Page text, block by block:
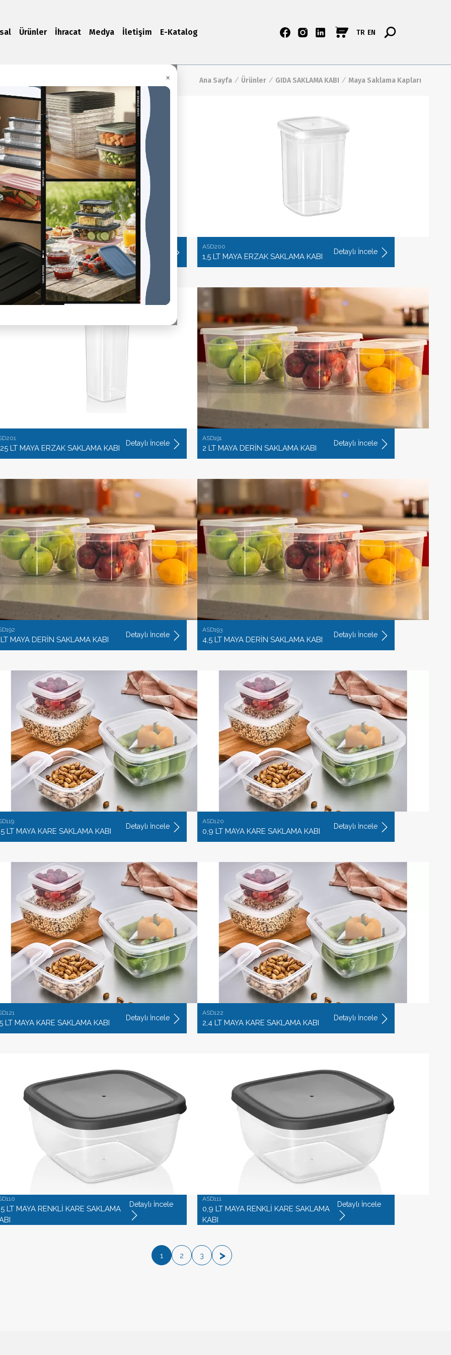
×
Ürünler İhracat Medya İletişim E-Katalog TR EN
Ana Sayfa / Ürünler / GIDA SAKLAMA KABI / Maya Saklama Kapları
LT MAYA ERZAK SAKLAMA KABI
Detaylı İncele
ASD200
1,5 LT MAYA ERZAK SAKLAMA KABI
Detaylı İncele
LT MAYA ERZAK SAKLAMA KABI
Detaylı İncele
ASD191
2 LT MAYA DERİN SAKLAMA KABI
Detaylı İncele
MAYA DERİN SAKLAMA KABI
Detaylı İncele
ASD193
4,5 LT MAYA DERİN SAKLAMA KABI
Detaylı İncele
LT MAYA KARE SAKLAMA KABI
Detaylı İncele
ASD120
0,9 LT MAYA KARE SAKLAMA KABI
Detaylı İncele
LT MAYA KARE SAKLAMA KABI
Detaylı İncele
ASD122
2,4 LT MAYA KARE SAKLAMA KABI
Detaylı İncele
LT MAYA RENKLİ KARE SAKLAMA
Detaylı İncele
ASD111
0,9 LT MAYA RENKLİ KARE SAKLAMA
KABI
Detaylı İncele
1 2 3 >